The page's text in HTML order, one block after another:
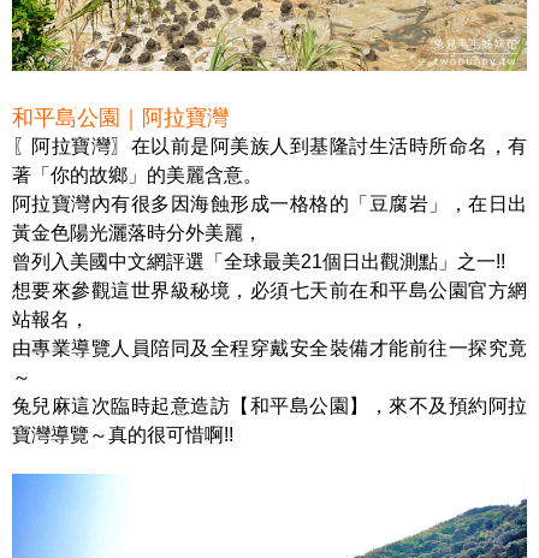
和平島公園｜阿拉寶灣
〖阿拉寶灣〗在以前是阿美族人到基隆討生活時所命名，有
著「你的故鄉」的美麗含意。
阿拉寶灣內有很多因海蝕形成一格格的「豆腐岩」，在日出
黃金色陽光灑落時分外美麗，
曾列入美國中文網評選「全球最美21個日出觀測點」之一!!
想要來參觀這世界級秘境，必須七天前在和平島公園官方網
站報名，
由專業導覽人員陪同及全程穿戴安全裝備才能前往一探究竟
～
兔兒麻這次臨時起意造訪【和平島公園】，來不及預約阿拉
寶灣導覽～真的很可惜啊!!